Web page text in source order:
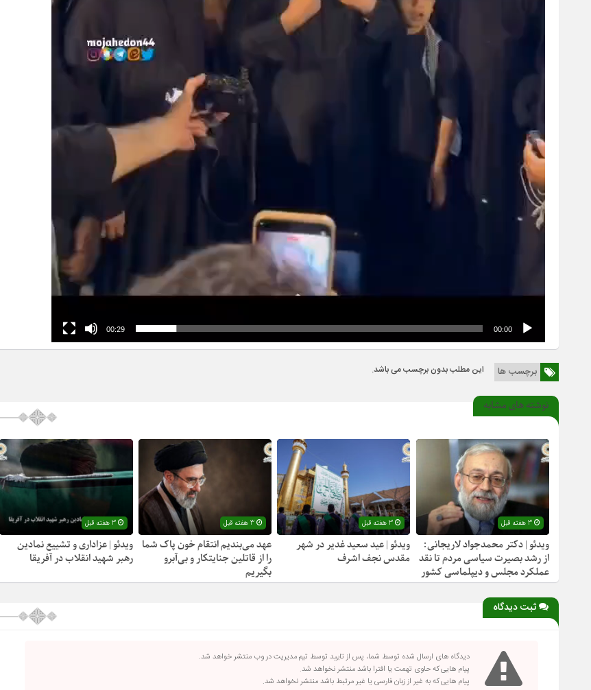
00:00
00:29
برچسب ها این مطلب بدون برچسب می باشد.
نوشته های مشابه
3 هفته قبل
ویدئو | دکتر محمدجواد لاریجانی:
از رشد بصیرت سیاسی مردم تا نقد
عملکرد مجلس و دیپلماسی کشور
3 هفته قبل
ویدئو | عید سعید غدیر در شهر
مقدس نجف اشرف
3 هفته قبل
عهد می‌بندیم انتقام خون پاک شما
را از قاتلین جنایتکار و بی‌آبرو
بگیریم
3 هفته قبل
ویدئو | عزاداری و تشییع نمادین
رهبر شهید انقلاب در آفریقا
ثبت دیدگاه
دیدگاه های ارسال شده توسط شما، پس از تایید توسط تیم مدیریت در وب منتشر خواهد شد.
پیام هایی که حاوی تهمت یا افترا باشد منتشر نخواهد شد.
پیام هایی که به غیر از زبان فارسی یا غیر مرتبط باشد منتشر نخواهد شد.